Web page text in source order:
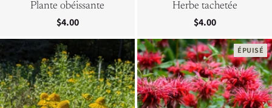
Plante obéissante
$4.00
Herbe tachetée
$4.00
ÉPUISÉ